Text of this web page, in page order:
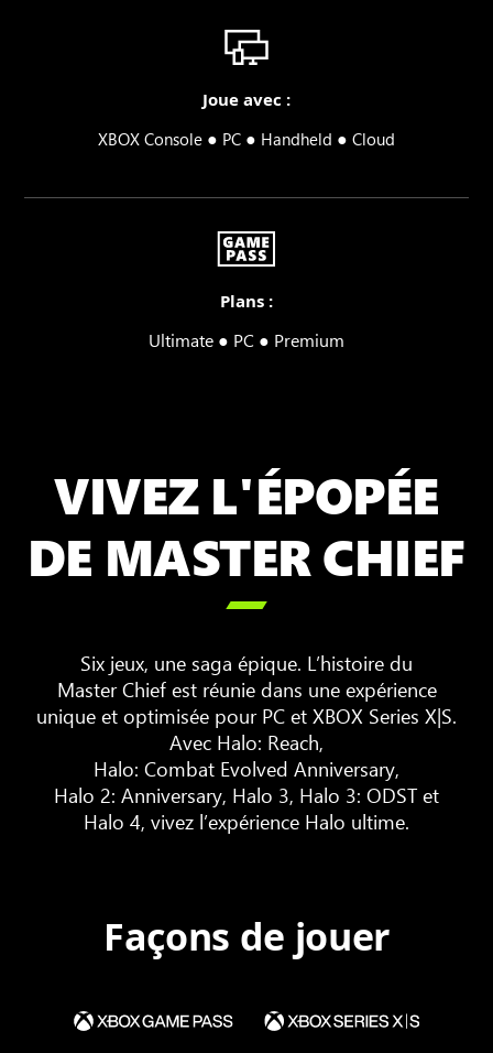
Joue avec :
XBOX Console ● PC ● Handheld ● Cloud
Plans :
Ultimate ● PC ● Premium
VIVEZ L'ÉPOPÉE
DE MASTER CHIEF

Six jeux, une saga épique. L’histoire du
Master Chief est réunie dans une expérience
unique et optimisée pour PC et XBOX Series X|S.
Avec Halo: Reach,
Halo: Combat Evolved Anniversary,
Halo 2: Anniversary, Halo 3, Halo 3: ODST et
Halo 4, vivez l’expérience Halo ultime.
Façons de jouer